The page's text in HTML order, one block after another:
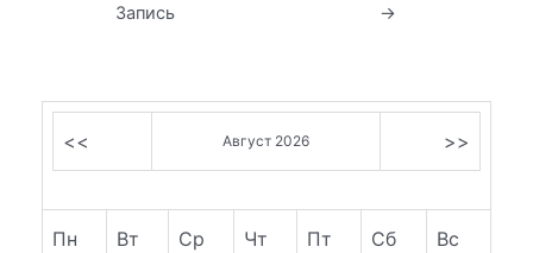
Запись
→
<< Август 2026 >>
Пн Вт Ср Чт Пт Сб Вс